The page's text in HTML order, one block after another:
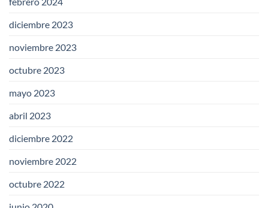
diciembre 2023
noviembre 2023
octubre 2023
mayo 2023
abril 2023
diciembre 2022
noviembre 2022
octubre 2022